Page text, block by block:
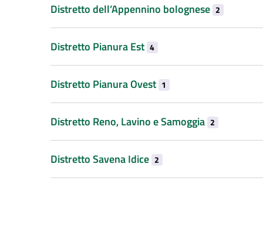
Distretto dell’Appennino bolognese 2
Distretto Pianura Est 4
Distretto Pianura Ovest 1
Distretto Reno, Lavino e Samoggia 2
Distretto Savena Idice 2